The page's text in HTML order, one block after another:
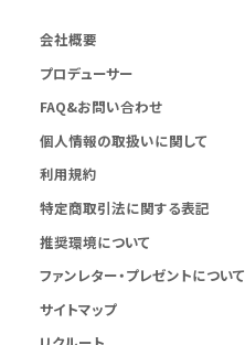
会社概要
プロデューサー
FAQ&お問い合わせ
個人情報の取扱いに関して
利用規約
特定商取引法に関する表記
推奨環境について
ファンレター・プレゼントについて
サイトマップ